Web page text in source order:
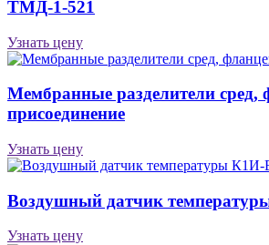
ТМД-1-521
Узнать цену
Мембранные разделители сред,
присоединение
Узнать цену
Воздушный датчик
Узнать цену